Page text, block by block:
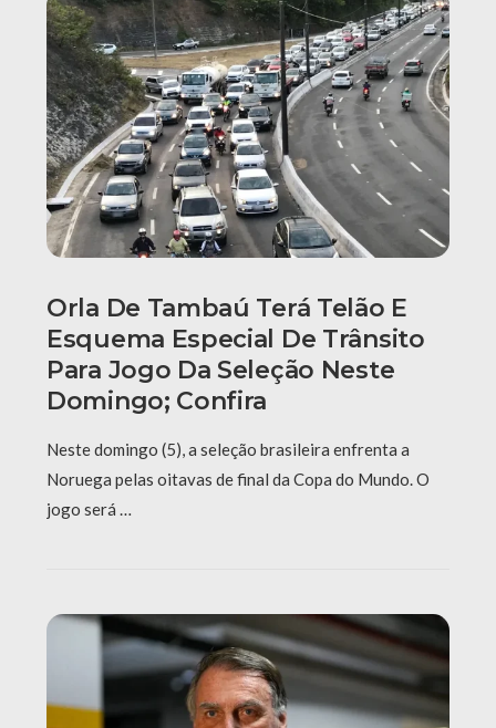
Orla De Tambaú Terá Telão E
Esquema Especial De Trânsito
Para Jogo Da Seleção Neste
Domingo; Confira
Neste domingo (5), a seleção brasileira enfrenta a
Noruega pelas oitavas de final da Copa do Mundo. O
jogo será …